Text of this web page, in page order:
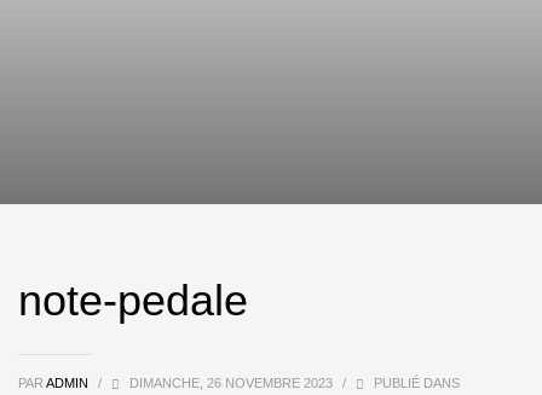
note-pedale
PAR ADMIN / DIMANCHE, 26 NOVEMBRE 2023 / PUBLIÉ DANS